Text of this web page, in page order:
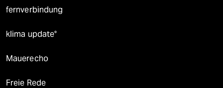
fernverbindung
klima update°
Mauerecho
Freie Rede